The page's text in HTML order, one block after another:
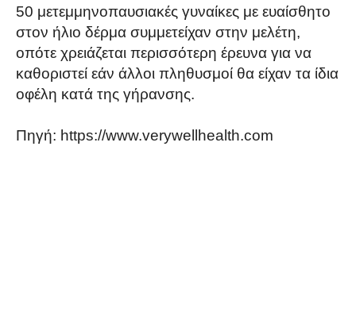
50 μετεμμηνοπαυσιακές γυναίκες με ευαίσθητο
στον ήλιο δέρμα συμμετείχαν στην μελέτη,
οπότε χρειάζεται περισσότερη έρευνα για να
καθοριστεί εάν άλλοι πληθυσμοί θα είχαν τα ίδια
οφέλη κατά της γήρανσης.
Πηγή: https://www.verywellhealth.com